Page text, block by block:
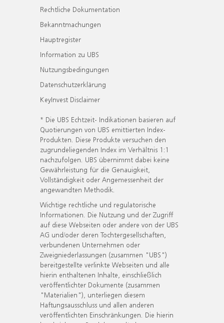
Rechtliche Dokumentation
Bekanntmachungen
Hauptregister
Information zu UBS
Nutzungsbedingungen
Datenschutzerklärung
KeyInvest Disclaimer
* Die UBS Echtzeit- Indikationen basieren auf
Quotierungen von UBS emittierten Index-
Produkten. Diese Produkte versuchen den
zugrundeliegenden Index im Verhältnis 1:1
nachzufolgen. UBS übernimmt dabei keine
Gewährleistung für die Genauigkeit,
Vollständigkeit oder Angemessenheit der
angewandten Methodik.
Wichtige rechtliche und regulatorische
Informationen. Die Nutzung und der Zugriff
auf diese Webseiten oder andere von der UBS
AG und/oder deren Tochtergesellschaften,
verbundenen Unternehmen oder
Zweigniederlassungen (zusammen "UBS")
bereitgestellte verlinkte Webseiten und alle
hierin enthaltenen Inhalte, einschließlich
veröffentlichter Dokumente (zusammen
"Materialien"), unterliegen diesem
Haftungsausschluss und allen anderen
veröffentlichten Einschränkungen. Die hierin